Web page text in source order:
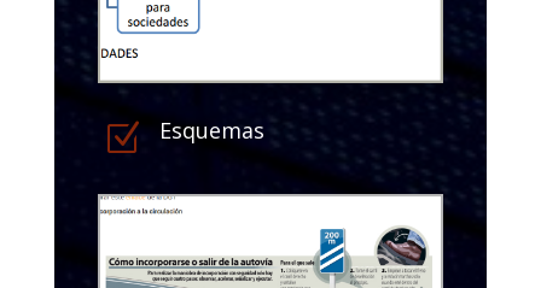
Z Esquemas